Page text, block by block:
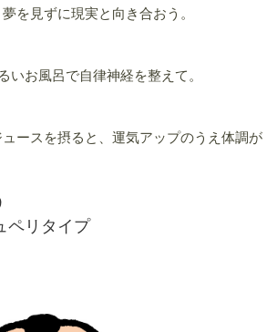
を見ずに現実と向き合おう。
いお風呂で自律神経を整えて。
ースを摂ると、運気アップのうえ体調が
ペリタイプ